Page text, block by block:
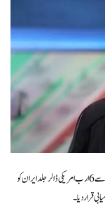
ایران کے صدر مسعود پزشکیان نے اعلان کیا ہے کہ قطر میں منجمد ایرانی فنڈز میں سے 6 ارب امریکی ڈالر جلد ایران کو
قرار دیا۔